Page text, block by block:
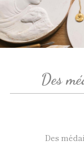
Des
Des